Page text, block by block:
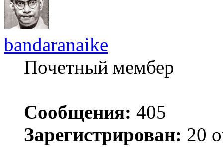
bandaranaike
Почетный мембер
Сообщения: 405
Зарегистрирован: 20